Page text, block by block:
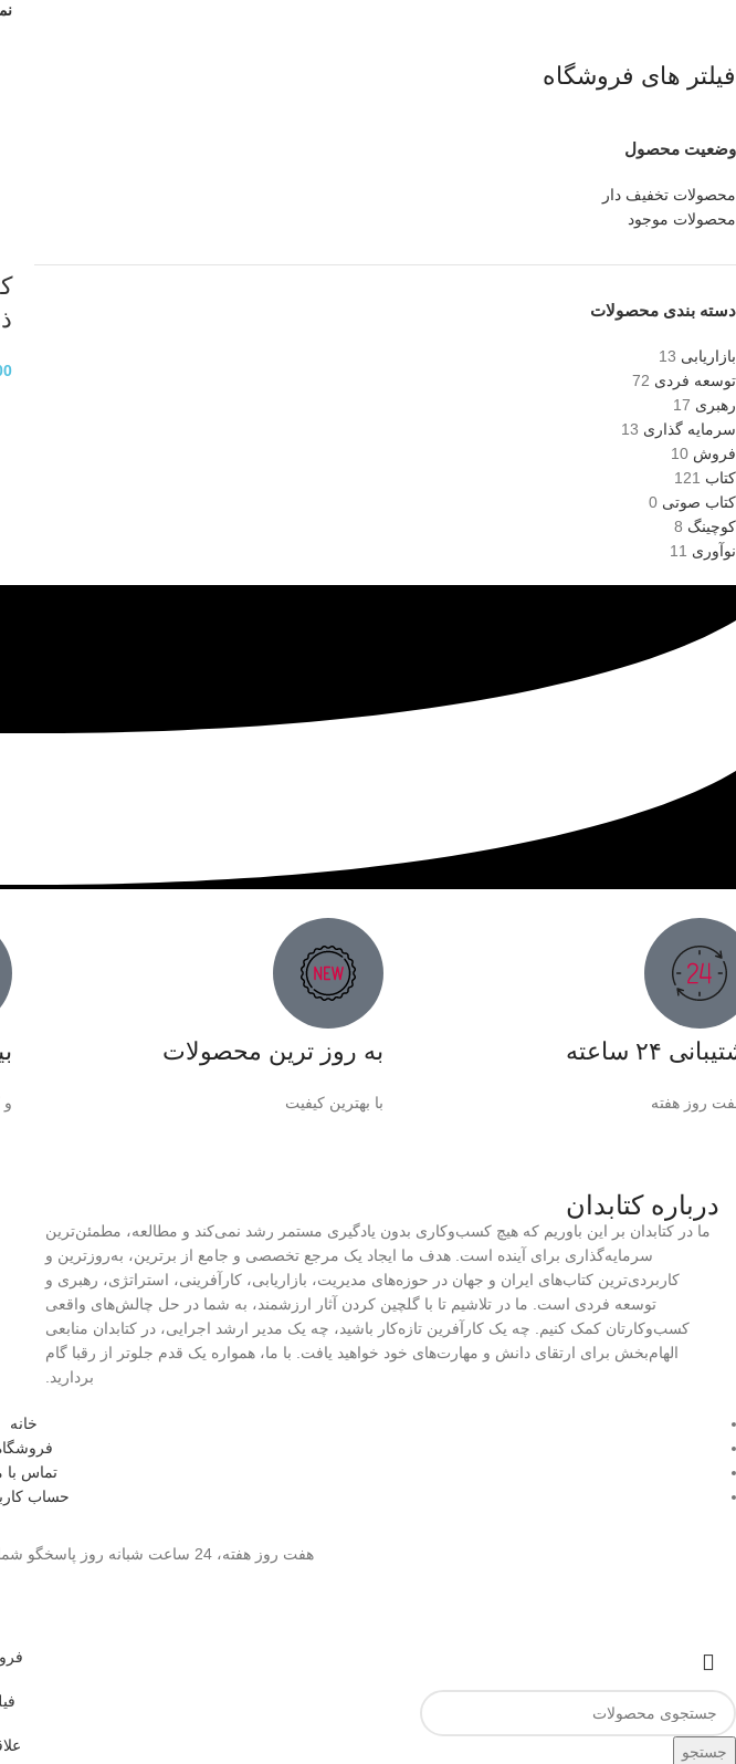
فیلتر های فروشگاه
وضعیت محصول
محصولات تخفیف دار
محصولات موجود
دسته بندی محصولات
بازاریابی 13
توسعه فردی 72
رهبری 17
سرمایه گذاری 13
فروش 10
کتاب 121
کتاب صوتی 0
کوچینگ 8
نوآوری 11
۲۴ ساعته
روز هفته
به روز ترین محصولات
با بهترین کیفیت و
درباره کتابدان
ما در کتابدان بر این باوریم که هیچ کسب‌وکاری بدون یادگیری مستمر رشد نمی‌کند و مطالعه، مطمئن‌ترین
سرمایه‌گذاری برای آینده است. هدف ما ایجاد یک مرجع تخصصی و جامع از برترین، به‌روزترین و
کاربردی‌ترین کتاب‌های ایران و جهان در حوزه‌های مدیریت، بازاریابی، کارآفرینی، استراتژی، رهبری و
توسعه فردی است. ما در تلاشیم تا با گلچین کردن آثار ارزشمند، به شما در حل چالش‌های واقعی
کسب‌وکارتان کمک کنیم. چه یک کارآفرین تازه‌کار باشید، چه یک مدیر ارشد اجرایی، در کتابدان منابعی
الهام‌بخش برای ارتقای دانش و مهارت‌های خود خواهید یافت. با ما، همواره یک قدم جلوتر از رقبا گام
بردارید.
خانه
تماس با
حساب
هفت روز هفته، 24 ساعت شبانه روز پاسخگو شما هستیم شماره تماس: 09927251302
جستجو